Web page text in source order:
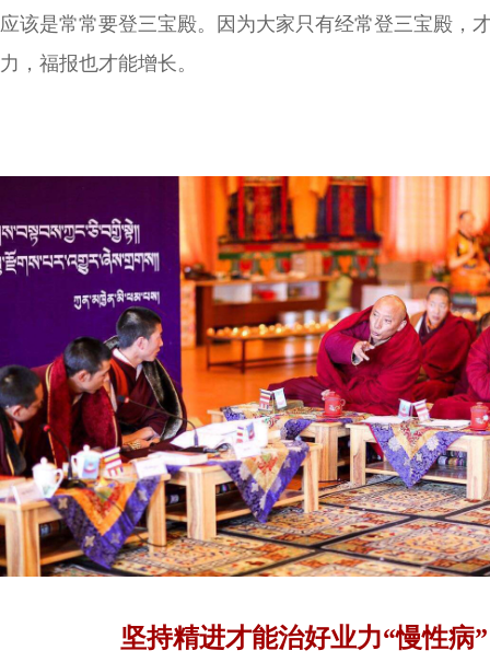
应该是常常要登三宝殿。因为大家只有经常登三宝殿，
力，福报也才能增长。
坚持精进才能治好业力“慢性病”